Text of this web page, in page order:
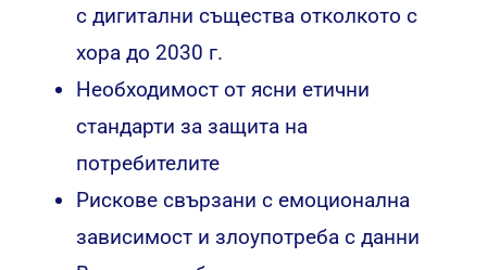
с дигитални същества отколкото с
хора до 2030 г.
Необходимост от ясни етични
стандарти за защита на
потребителите
Рискове свързани с емоционална
зависимост и злоупотреба с данни